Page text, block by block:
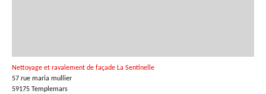
Nettoyage et ravalement de façade La Sentinelle
57 rue maria mullier
59175 Templemars